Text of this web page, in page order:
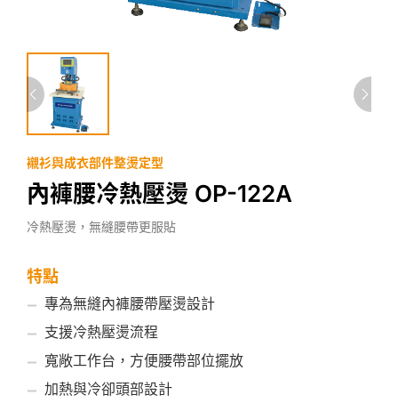
襯衫與成衣部件整燙定型
內褲腰冷熱壓燙 OP-122A
冷熱壓燙，無縫腰帶更服貼
特點
專為無縫內褲腰帶壓燙設計
支援冷熱壓燙流程
寬敞工作台，方便腰帶部位擺放
加熱與冷卻頭部設計